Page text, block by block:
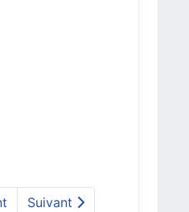
Suivant